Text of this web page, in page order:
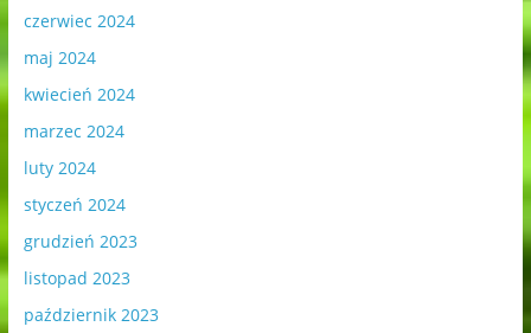
czerwiec 2024
maj 2024
kwiecień 2024
marzec 2024
luty 2024
styczeń 2024
grudzień 2023
listopad 2023
październik 2023